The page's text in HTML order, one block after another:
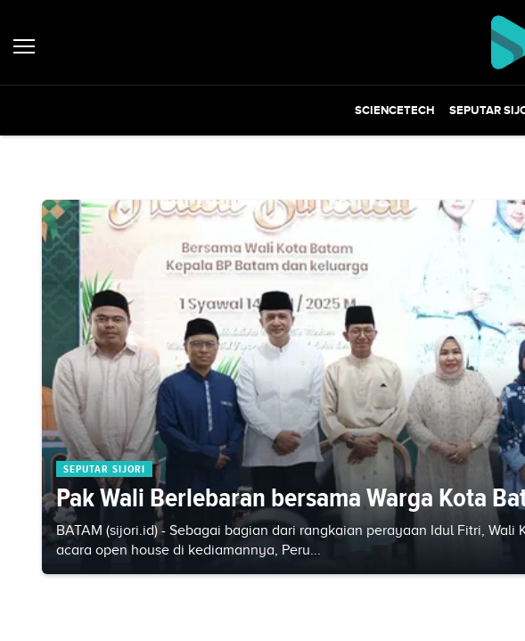
SCIENCETECH SEPUTAR
SEPUTAR SIJORI
Pak Wali Berlebaran bersama Warga Kota
BATAM (sijori.id) - Sebagai bagian dari rangkaian perayaan Idul Fitri, Wali
acara open house di kediamannya, Peru...